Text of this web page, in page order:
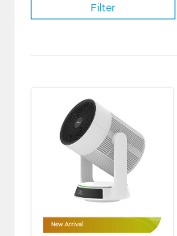
Filter
New Arrival